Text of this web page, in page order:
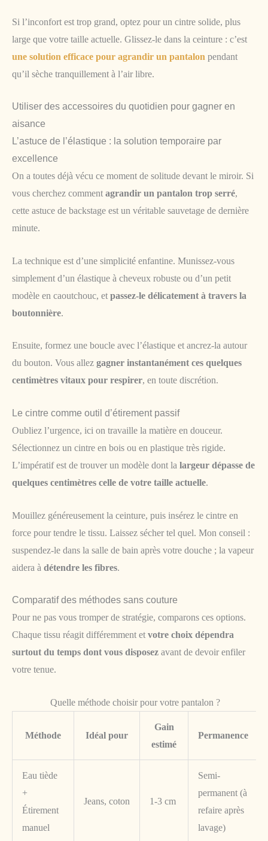
Si l’inconfort est trop grand, optez pour un cintre solide, plus
large que votre taille actuelle. Glissez-le dans la ceinture : c’est
une solution efficace pour agrandir un pantalon pendant
qu’il sèche tranquillement à l’air libre.
Utiliser des accessoires du quotidien pour gagner en
aisance
L’astuce de l’élastique : la solution temporaire par
excellence
On a toutes déjà vécu ce moment de solitude devant le miroir. Si
vous cherchez comment agrandir un pantalon trop serré,
cette astuce de backstage est un véritable sauvetage de dernière
minute.
La technique est d’une simplicité enfantine. Munissez-vous
simplement d’un élastique à cheveux robuste ou d’un petit
modèle en caoutchouc, et passez-le délicatement à travers la
boutonnière.
Ensuite, formez une boucle avec l’élastique et ancrez-la autour
du bouton. Vous allez gagner instantanément ces quelques
centimètres vitaux pour respirer, en toute discrétion.
Le cintre comme outil d’étirement passif
Oubliez l’urgence, ici on travaille la matière en douceur.
Sélectionnez un cintre en bois ou en plastique très rigide.
L’impératif est de trouver un modèle dont la largeur dépasse de
quelques centimètres celle de votre taille actuelle.
Mouillez généreusement la ceinture, puis insérez le cintre en
force pour tendre le tissu. Laissez sécher tel quel. Mon conseil :
suspendez-le dans la salle de bain après votre douche ; la vapeur
aidera à détendre les fibres.
Comparatif des méthodes sans couture
Pour ne pas vous tromper de stratégie, comparons ces options.
Chaque tissu réagit différemment et votre choix dépendra
surtout du temps dont vous disposez avant de devoir enfiler
votre tenue.
Quelle méthode choisir pour votre pantalon ?
Méthode Idéal pour
Gain
estimé
Permanence
Eau tiède
+
Étirement
manuel
Jeans, coton 1-3 cm
Semi-
permanent (à
refaire après
lavage)